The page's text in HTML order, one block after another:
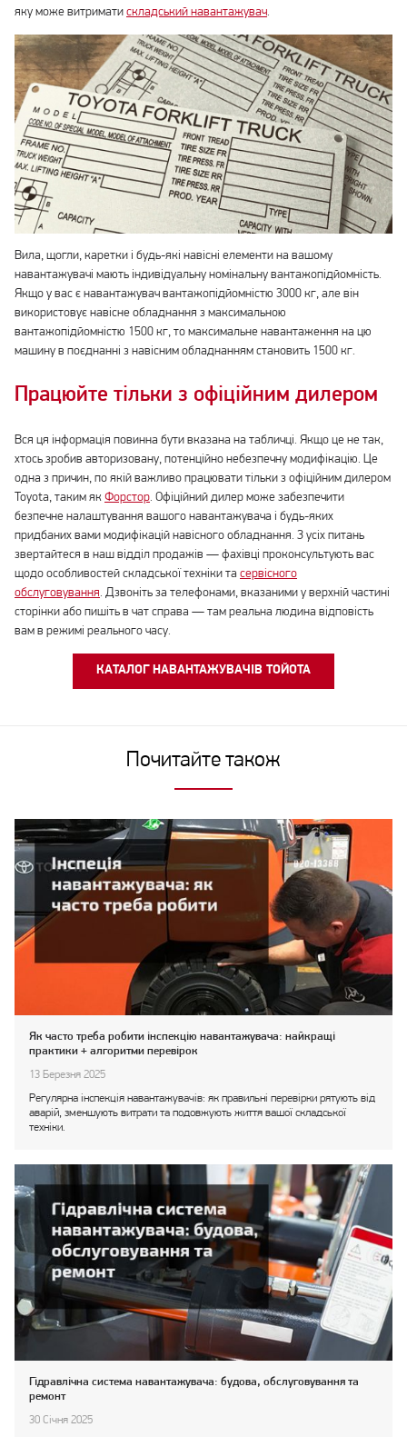
яку може витримати складський навантажувач.
Вила, щогли, каретки і будь-які навісні елементи на вашому
навантажувачі мають індивідуальну номінальну вантажопідйомність.
Якщо у вас є навантажувач вантажопідйомністю 3000 кг, але він
використовує навісне обладнання з максимальною
вантажопідйомністю 1500 кг, то максимальне навантаження на цю
машину в поєднанні з навісним обладнанням становить 1500 кг.
Працюйте тільки з офіційним дилером
Вся ця інформація повинна бути вказана на табличці. Якщо це не так,
хтось зробив авторизовану, потенційно небезпечну модифікацію. Це
одна з причин, по якій важливо працювати тільки з офіційним дилером
Toyota, таким як Форстор. Офіційний дилер може забезпечити
безпечне налаштування вашого навантажувача і будь-яких
придбаних вами модифікацій навісного обладнання. З усіх питань
звертайтеся в наш відділ продажів — фахівці проконсультують вас
щодо особливостей складської техніки та сервісного
обслуговування. Дзвоніть за телефонами, вказаними у верхній частині
сторінки або пишіть в чат справа — там реальна людина відповість
вам в режимі реального часу.
КАТАЛОГ НАВАНТАЖУВАЧІВ ТОЙОТА
Почитайте також
Як часто треба робити інспекцію навантажувача: найкращі
практики + алгоритми перевірок
13 Березня 2025
Регулярна інспекція навантажувачів: як правильні перевірки рятують від
аварій, зменшують витрати та подовжують життя вашої складської
техніки.
Гідравлічна система навантажувача: будова, обслуговування та
ремонт
30 Січня 2025